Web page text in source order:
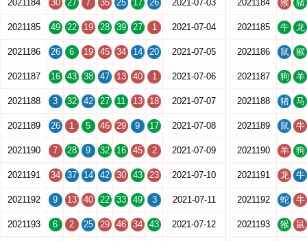
2021184 30 27 7 35 25 17 26 2021-07-03
2021185 49 22 19 28 39 27 1 2021-07-04
2021186 26 6 19 45 34 14 20 2021-07-05
2021187 16 43 38 47 13 40 1 2021-07-06
2021188 3 32 42 27 11 13 18 2021-07-07
2021189 26 1 5 46 29 9 17 2021-07-08
2021190 7 28 9 32 16 45 2 2021-07-09
2021191 34 37 14 42 30 43 23 2021-07-10
2021192 9 13 40 22 33 49 3 2021-07-11
2021193 6 2 25 29 46 34 43 2021-07-12
2021184 猴 猪
2021185 牛 龙
2021186 鼠 猴
2021187 狗 羊
2021188 猪 马
2021189 鼠 牛
2021190 羊 狗
2021191 龙 牛
2021192 蛇 牛
2021193 猴 鼠